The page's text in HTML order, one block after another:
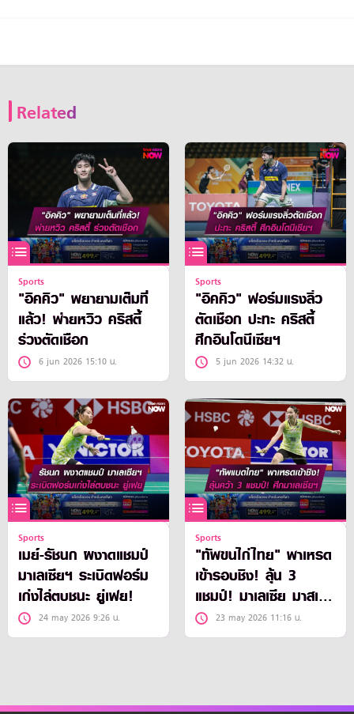
Related
Sports
"อิคคิว" พยายามเต็มที่
แล้ว! พ่ายหวิว คริสตี้
ร่วงตัดเชือก
6 jun 2026 15:10 น.
Sports
"อิคคิว" ฟอร์มแรงลิ่ว
ตัดเชือก ปะทะ คริสตี้
ศึกอินโดนีเซียฯ
5 jun 2026 14:32 น.
Sports
เมย์-รัชนก ผงาดแชมป์
มาเลเซียฯ ระเบิดฟอร์ม
เก่งไล่ตบชนะ ยู่เฟย!
24 may 2026 9:26 น.
Sports
"ทัพขนไก่ไทย" พาเหรด
เข้ารอบชิง! ลุ้น 3
แชมป์! มาเลเซีย มาสเต
อร์ส ฯ23 may 2026 11:16 น.